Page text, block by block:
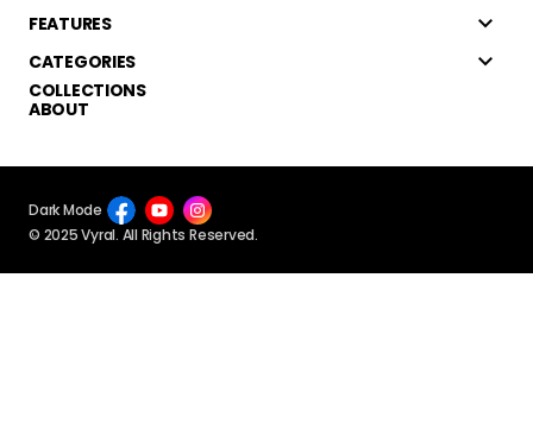
FEATURES
CATEGORIES
COLLECTIONS
ABOUT
© 2025 Vyral. All Rights Reserved.
Dark Mode